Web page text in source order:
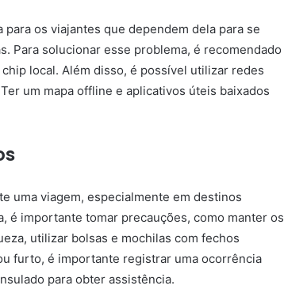
os viajantes que dependem dela para se
Para solucionar esse problema, é recomendado
local. Além disso, é possível utilizar redes
um mapa offline e aplicativos úteis baixados
uma viagem, especialmente em destinos
é importante tomar precauções, como manter os
utilizar bolsas e mochilas com fechos
furto, é importante registrar uma ocorrência
para obter assistência.